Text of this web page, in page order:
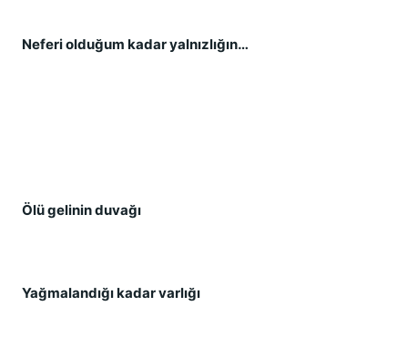
Neferi olduğum kadar yalnızlığın…
Ölü gelinin duvağı
Yağmalandığı kadar varlığı